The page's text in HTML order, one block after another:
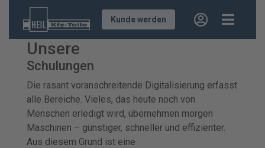
Kunde werden
Unsere
Schulungen
Die rasant voranschreitende Digitalisierung erfasst
alle Bereiche. Vieles, das heute noch von
Menschen erledigt wird, übernehmen morgen
Maschinen – günstiger, schneller und effizienter.
Aus diesem Grund ist eine